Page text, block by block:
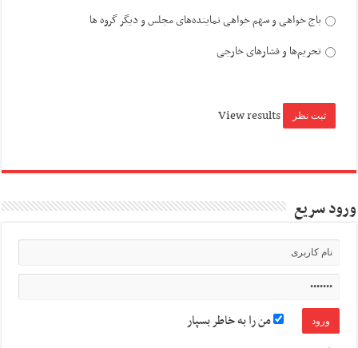
باج خواهی و سهم خواهی نماینده‌های مجلس و دیگر گروه ها
تحریم‌ها و فشارهای خارجی
View results
ورود سریع
من را به خاطر بسپار